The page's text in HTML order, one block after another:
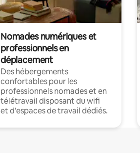
Nomades numériques et
professionnels en
déplacement
Des hébergements
confortables pour les
professionnels nomades et en
télétravail disposant du wifi
et d'espaces de travail dédiés.